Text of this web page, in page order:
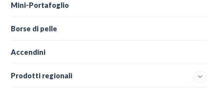
Mini-Portafoglio
Borse di pelle
Accendini
Prodotti regionali